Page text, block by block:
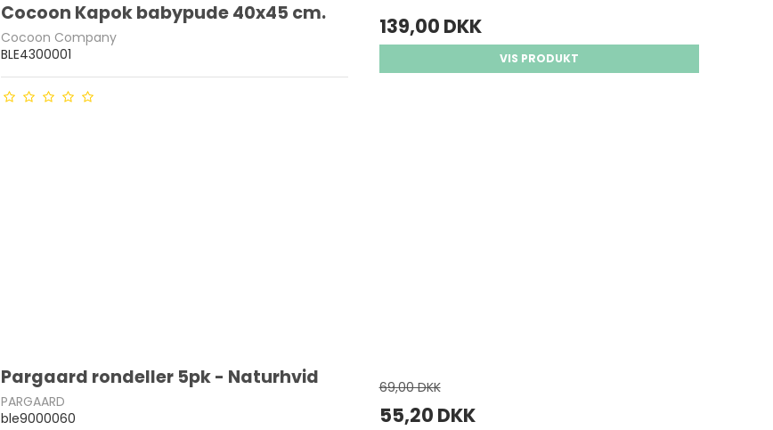
Cocoon Kapok babypude 40x45 cm.
Cocoon Company
BLE4300001
139,00 DKK
VIS PRODUKT
Pargaard rondeller 5pk - Naturhvid
PARGAARD
ble9000060
69,00 DKK
55,20 DKK